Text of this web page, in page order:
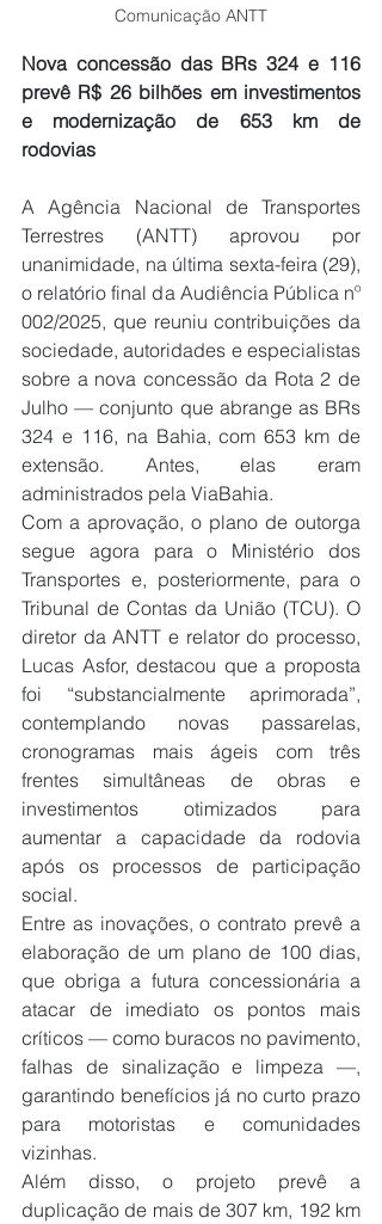
Comunicação ANTT
Nova concessão das BRs 324 e 116
prevê R$ 26 bilhões em investimentos
e modernização de 653 km de
rodovias
A Agência Nacional de Transportes
Terrestres (ANTT) aprovou por
unanimidade, na última sexta-feira (29),
o relatório final da Audiência Pública nº
002/2025, que reuniu contribuições da
sociedade, autoridades e especialistas
sobre a nova concessão da Rota 2 de
Julho — conjunto que abrange as BRs
324 e 116, na Bahia, com 653 km de
extensão. Antes, elas eram
administrados pela ViaBahia.
Com a aprovação, o plano de outorga
segue agora para o Ministério dos
Transportes e, posteriormente, para o
Tribunal de Contas da União (TCU). O
diretor da ANTT e relator do processo,
Lucas Asfor, destacou que a proposta
foi “substancialmente aprimorada”,
contemplando novas passarelas,
cronogramas mais ágeis com três
frentes simultâneas de obras e
investimentos otimizados para
aumentar a capacidade da rodovia
após os processos de participação
social.
Entre as inovações, o contrato prevê a
elaboração de um plano de 100 dias,
que obriga a futura concessionária a
atacar de imediato os pontos mais
críticos — como buracos no pavimento,
falhas de sinalização e limpeza —,
garantindo benefícios já no curto prazo
para motoristas e comunidades
vizinhas.
Além disso, o projeto prevê a
duplicação de mais de 307 km, 192 km